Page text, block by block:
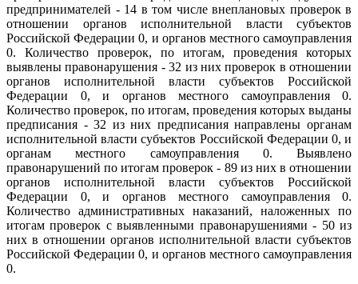
предпринимателей - 14 в том числе внеплановых проверок в
отношении органов исполнительной власти субъектов
Российской Федерации 0, и органов местного самоуправления
0. Количество проверок, по итогам, проведения которых
выявлены правонарушения - 32 из них проверок в отношении
органов исполнительной власти субъектов Российской
Федерации 0, и органов местного самоуправления 0.
Количество проверок, по итогам, проведения которых выданы
предписания - 32 из них предписания направлены органам
исполнительной власти субъектов Российской Федерации 0, и
органам местного самоуправления 0. Выявлено
правонарушений по итогам проверок - 89 из них в отношении
органов исполнительной власти субъектов Российской
Федерации 0, и органов местного самоуправления 0.
Количество административных наказаний, наложенных по
итогам проверок с выявленными правонарушениями - 50 из
них в отношении органов исполнительной власти субъектов
Российской Федерации 0, и органов местного самоуправления
0.